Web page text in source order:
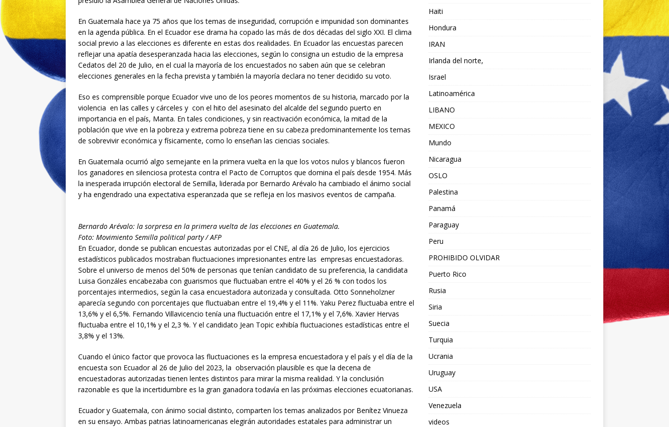
En Guatemala hace ya 75 años que los temas de inseguridad, corrupción e impunidad son dominantes
en la agenda pública. En el Ecuador ese drama ha copado las más de dos décadas del siglo XXI. El clima
social previo a las elecciones es diferente en estas dos realidades. En Ecuador las encuestas parecen
reflejar una apatía desesperanzada hacia las elecciones, según lo consigna un estudio de la empresa
Cedatos del 20 de Julio, en el cual la mayoría de los encuestados no saben aún que se celebran
elecciones generales en la fecha prevista y también la mayoría declara no tener decidido su voto.
Eso es comprensible porque Ecuador vive uno de los peores momentos de su historia, marcado por la
violencia en las calles y cárceles y con el hito del asesinato del alcalde del segundo puerto en
importancia en el país, Manta. En tales condiciones, y sin reactivación económica, la mitad de la
población que vive en la pobreza y extrema pobreza tiene en su cabeza predominantemente los temas
de sobrevivir económica y físicamente, como lo enseñan las ciencias sociales.
En Guatemala ocurrió algo semejante en la primera vuelta en la que los votos nulos y blancos fueron
los ganadores en silenciosa protesta contra el Pacto de Corruptos que domina el país desde 1954. Más
la inesperada irrupción electoral de Semilla, liderada por Bernardo Arévalo ha cambiado el ánimo social
y ha engendrado una expectativa esperanzada que se refleja en los masivos eventos de campaña.
Bernardo Arévalo: la sorpresa en la primera vuelta de las elecciones en Guatemala.
Foto: Movimiento Semilla political party / AFP
En Ecuador, donde se publican encuestas autorizadas por el CNE, al día 26 de Julio, los ejercicios
estadísticos publicados mostraban fluctuaciones impresionantes entre las empresas encuestadoras.
Sobre el universo de menos del 50% de personas que tenían candidato de su preferencia, la candidata
Luisa Gonzáles encabezaba con guarismos que fluctuaban entre el 40% y el 26 % con todos los
porcentajes intermedios, según la casa encuestadora autorizada y consultada. Otto Sonneholzner
aparecía segundo con porcentajes que fluctuaban entre el 19,4% y el 11%. Yaku Perez fluctuaba entre el
13,6% y el 6,5%. Fernando Villavicencio tenía una fluctuación entre el 17,1% y el 7,6%. Xavier Hervas
fluctuaba entre el 10,1% y el 2,3 %. Y el candidato Jean Topic exhibía fluctuaciones estadísticas entre el
3,8% y el 13%.
Cuando el único factor que provoca las fluctuaciones es la empresa encuestadora y el país y el día de la
encuesta son Ecuador al 26 de Julio del 2023, la observación plausible es que la decena de
encuestadoras autorizadas tienen lentes distintos para mirar la misma realidad. Y la conclusión
razonable es que la incertidumbre es la gran ganadora todavía en las próximas elecciones ecuatorianas.
Ecuador y Guatemala, con ánimo social distinto, comparten los temas analizados por Benítez Vinueza
en su ensayo. Ambas patrias latinoamericanas elegirán autoridades estatales para administrar un
Haiti
Hondura
IRAN
Irlanda del norte,
Israel
Latinoamérica
LIBANO
MEXICO
Mundo
Nicaragua
OSLO
Palestina
Panamá
Paraguay
Peru
PROHIBIDO OLVIDAR
Puerto Rico
Rusia
Siria
Suecia
Turquia
Ucrania
Uruguay
USA
Venezuela
videos